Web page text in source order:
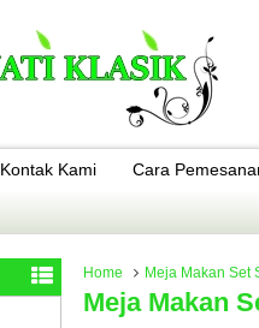
Kontak Kami Cara
Home Meja Makan Set
Meja Makan